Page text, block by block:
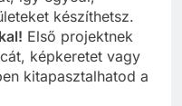
készíthetsz.
Első projektnek
képkeretet vagy
kitapasztalhatod a